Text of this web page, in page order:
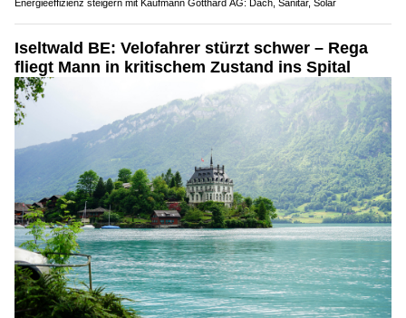
Energieeffizienz steigern mit Kaufmann Gotthard AG: Dach, Sanitär, Solar
Iseltwald BE: Velofahrer stürzt schwer – Rega
fliegt Mann in kritischem Zustand ins Spital